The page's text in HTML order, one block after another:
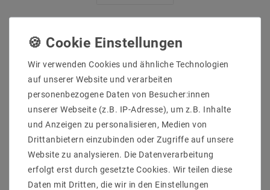
Andere Kunden kauften auch
Wir verwenden Cookies und ähnliche Technologien
auf unserer Website und verarbeiten
personenbezogene Daten von Besucher:innen
unserer Webseite (z.B. IP-Adresse), um z.B. Inhalte
und Anzeigen zu personalisieren, Medien von
Drittanbietern einzubinden oder Zugriffe auf unsere
Website zu analysieren. Die Datenverarbeitung
erfolgt erst durch gesetzte Cookies. Wir teilen diese
Daten mit Dritten, die wir in den Einstellungen